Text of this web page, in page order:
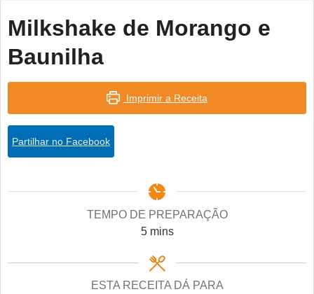
Milkshake de Morango e
Baunilha
Imprimir a Receita
Partilhar no Facebook
TEMPO DE PREPARAÇÃO
5minutes
mins
ESTA RECEITA DÁ PARA